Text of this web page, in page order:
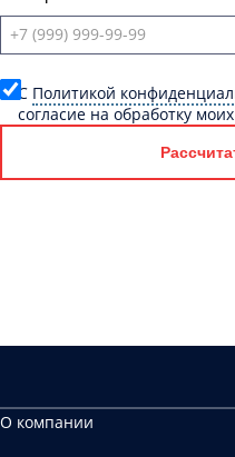
C Политикой
согласие на обработку
О компании